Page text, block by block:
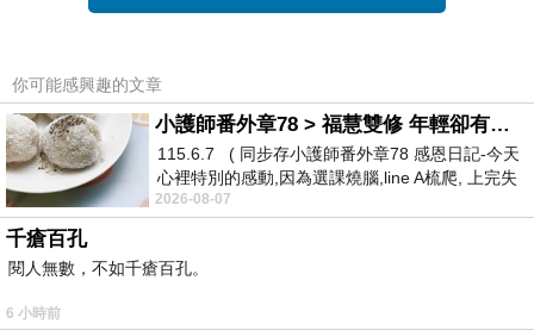
覽、比價工具。看到喜歡的東西，小編喜歡到專門的網站
快3網路商城去購買。
購買3C商品，除了考量價格以外，售後服務也是很重要
的，燦坤擁有全台密集的實體門市，讓你不用擔心後續的
維修問題，不然縱使價格再便宜，日後求助無門，也是十
分惱人的，是吧！
你可能感興趣的文章
小護師番外章78 > 福慧雙修 年輕卻有個老靈魂 ㄑ金剛經〉podcast
115.6.7 ( 同步存小護師番外章78 感恩日記-今天
心裡特別的感動,因為選課燒腦,line A梳爬, 上完失
智課的她,特來傾
2026-08-07
千瘡百孔
閱人無數，不如千瘡百孔。
6 小時前